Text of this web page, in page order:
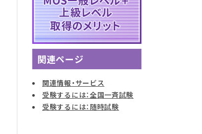
関連ページ
関連情報・サービス
受験するには：全国一斉試験
受験するには：随時試験